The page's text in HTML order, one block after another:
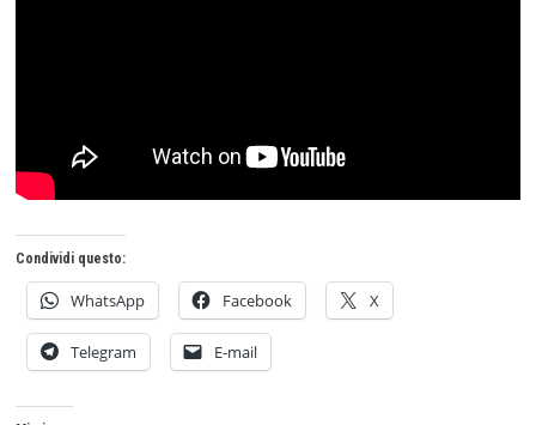
Condividi questo:
WhatsApp Facebook X
Telegram E-mail